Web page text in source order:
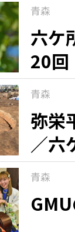
青森
六ケ
20回
青森
弥栄
／六
青森